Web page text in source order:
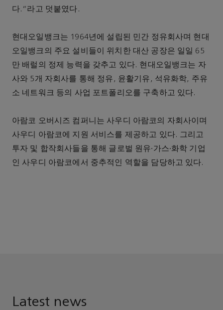
다.”라고 덧붙였다.
현대오일뱅크는 1964년에 설립된 민간 정유회사며 현대
오일뱅크의 주요 설비들이 위치한 대산 공장은 일일 65
만 배럴의 정제 능력을 갖추고 있다. 현대오일뱅크는 자
사와 5개 자회사를 통해 정유, 윤활기유, 석유화학, 주유
소 네트워크 등의 사업 포트폴리오를 구축하고 있다.
아람코 오버시즈 컴퍼니는 사우디 아람코의 자회사이며
사우디 아람코에 지원 서비스를 제공하고 있다. 그리고
투자 및 합작회사들을 통해 글로벌 원유∙가스∙화학 기업
인 사우디 아람코에서 중추적인 역할을 담당하고 있다.
Latest news